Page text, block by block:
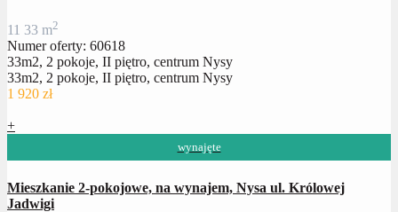
11 33 m2
Numer oferty: 60618
33m2, 2 pokoje, II piętro, centrum Nysy
33m2, 2 pokoje, II piętro, centrum Nysy
1 920 zł
+
wynajęte
Mieszkanie 2-pokojowe, na wynajem, Nysa ul. Królowej
Jadwigi